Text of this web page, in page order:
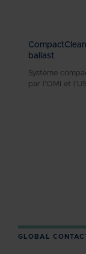
ballast
Système
par l'OMI et
GLOBAL